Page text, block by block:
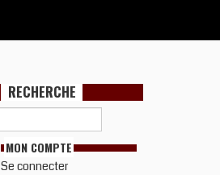
RECHERCHE
MON COMPTE
Se connecter